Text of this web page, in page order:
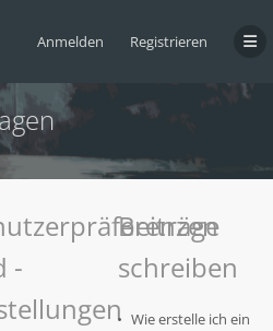
Anmelden Registrieren
-
Beiträge
schreiben
Wie erstelle ich ein